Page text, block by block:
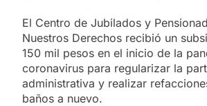
El Centro de Jubilados y
Nuestros Derechos recibió un
150 mil pesos en el inicio de la
coronavirus para regularizar la
administrativa y realizar
baños a nuevo.